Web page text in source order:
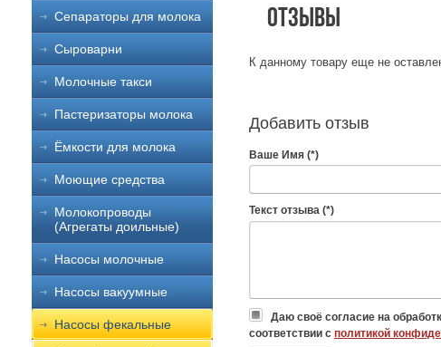
Сепараторы для молока
Сыроварни
Молочные такси
Пастеризаторы молока
Ёмкости для молока
Моющие средства
Молокопроводы
(Агрегаты доильные)
Насосы молочные
Насосы вакуумные
Насосы фекальные
Отзывы
К данному товару еще не
Добавить отзыв
Ваше Имя (*)
Текст отзыва (*)
Даю своё согласие на
соответствии с политикой